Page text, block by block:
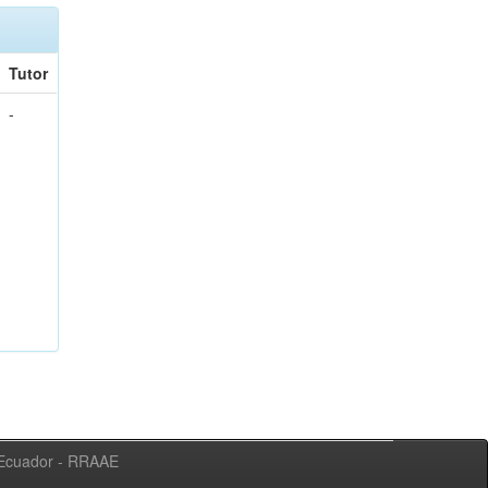
Tutor
-
- RRAAE